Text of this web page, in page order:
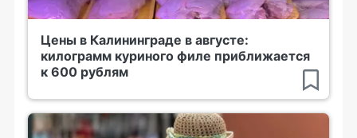
Цены в Калининграде в августе:
килограмм куриного филе приближается
к 600 рублям